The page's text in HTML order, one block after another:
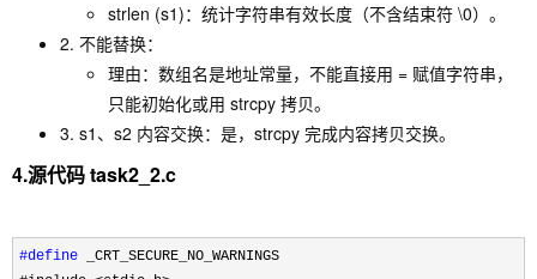
strlen (s1)：统计字符串有效长度（不含结束符 \0）。
2. 不能替换：
理由：数组名是地址常量，不能直接用 = 赋值字符串，
只能初始化或用 strcpy 拷贝。
3. s1、s2 内容交换：是，strcpy 完成内容拷贝交换。
4.源代码 task2_2.c
#define _CRT_SECURE_NO_WARNINGS